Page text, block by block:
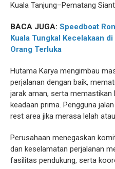
Kuala Tanjung–Pematang
BACA JUGA: Speedboat
Kuala Tungkal Kecelakaan
Orang Terluka
Hutama Karya mengimbau
perjalanan dengan baik,
jarak aman, serta memastikan
keadaan prima. Pengguna
rest area jika merasa lelah
Perusahaan menegaskan
dan keselamatan perjalanan
fasilitas pendukung, serta